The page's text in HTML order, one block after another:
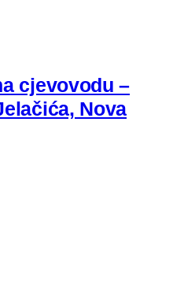
cjevovodu –
Nova